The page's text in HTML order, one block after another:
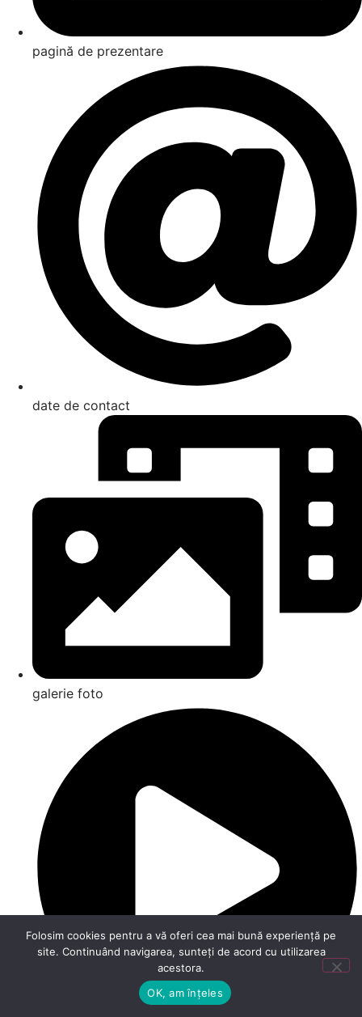
pagină de prezentare
date de contact
galerie foto
Folosim cookies pentru a vă oferi cea mai bună experiență pe
site. Continuând navigarea, sunteți de acord cu utilizarea
acestora.
OK, am înțeles